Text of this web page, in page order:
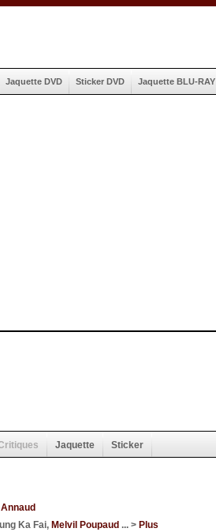
Jaquette DVD Sticker DVD Jaquette BLU-RAY
Jaquette Sticker
Ka Fai, Melvil Poupaud ... > Plus